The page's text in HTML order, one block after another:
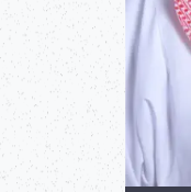
السعودية